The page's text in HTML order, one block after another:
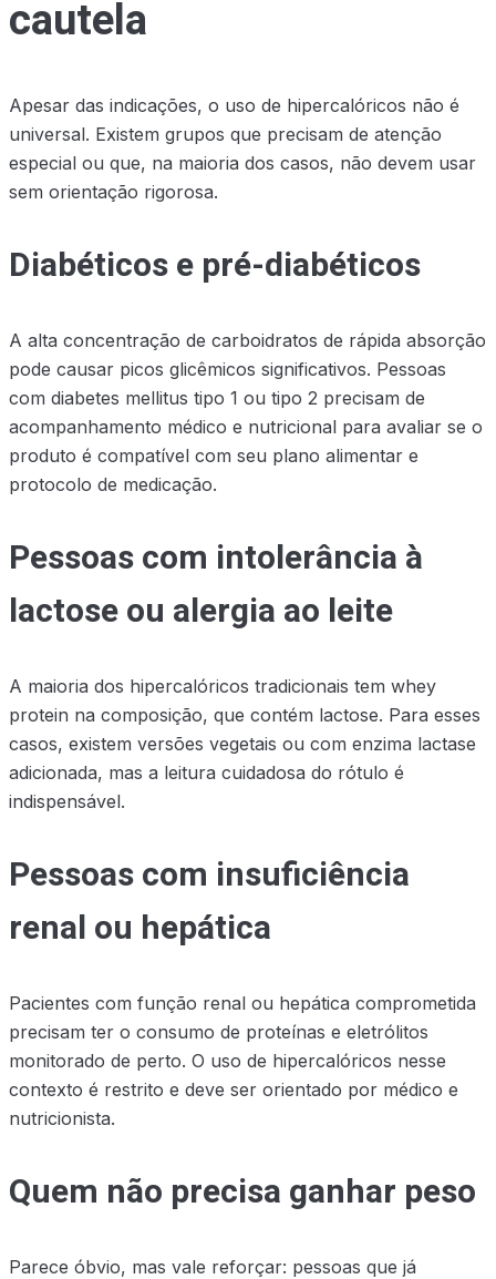
cautela
Apesar das indicações, o uso de hipercalóricos não é
universal. Existem grupos que precisam de atenção
especial ou que, na maioria dos casos, não devem usar
sem orientação rigorosa.
Diabéticos e pré-diabéticos
A alta concentração de carboidratos de rápida absorção
pode causar picos glicêmicos significativos. Pessoas
com diabetes mellitus tipo 1 ou tipo 2 precisam de
acompanhamento médico e nutricional para avaliar se o
produto é compatível com seu plano alimentar e
protocolo de medicação.
Pessoas com intolerância à
lactose ou alergia ao leite
A maioria dos hipercalóricos tradicionais tem whey
protein na composição, que contém lactose. Para esses
casos, existem versões vegetais ou com enzima lactase
adicionada, mas a leitura cuidadosa do rótulo é
indispensável.
Pessoas com insuficiência
renal ou hepática
Pacientes com função renal ou hepática comprometida
precisam ter o consumo de proteínas e eletrólitos
monitorado de perto. O uso de hipercalóricos nesse
contexto é restrito e deve ser orientado por médico e
nutricionista.
Quem não precisa ganhar peso
Parece óbvio, mas vale reforçar: pessoas que já